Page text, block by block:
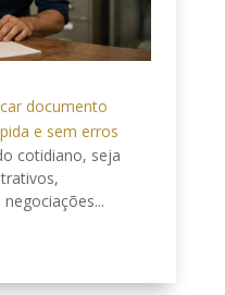
documento
e sem erros
cotidiano, seja